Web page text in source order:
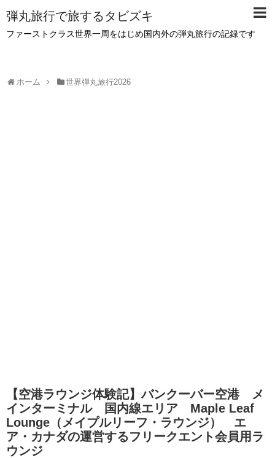
弾丸旅行で旅するタビズキ
ファーストクラス世界一周をはじめ国内外の弾丸旅行の記録です
ホーム 世界弾丸旅行2026
【空港ラウンジ体験記】バンクーバー空港 メ
インターミナル 国内線エリア Maple Leaf
Lounge（メイプルリーフ・ラウンジ） エ
ア・カナダの運営するフリークエント会員用ラ
ウンジ